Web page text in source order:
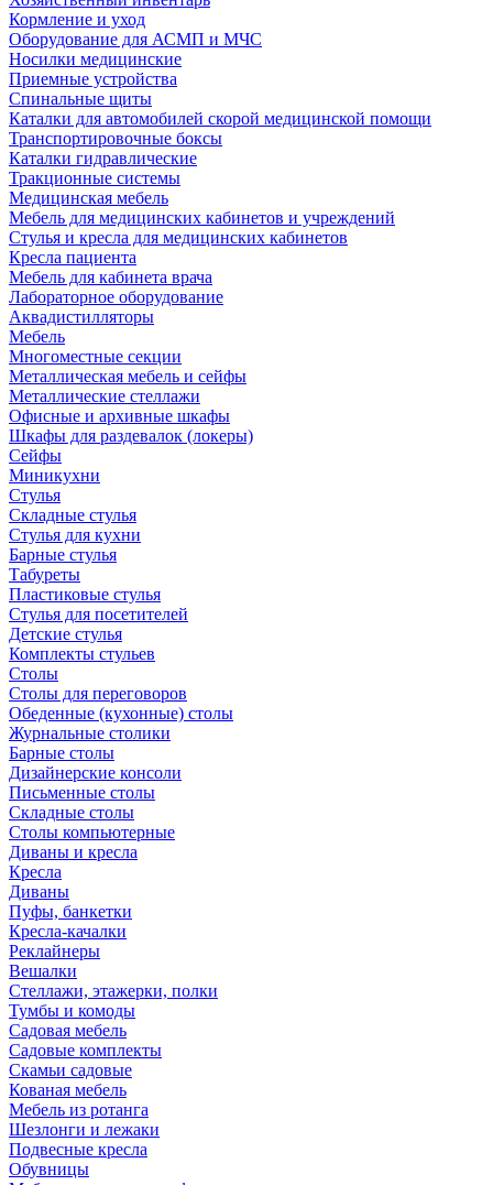
Кормление и уход
Оборудование для АСМП и МЧС
Носилки медицинские
Приемные устройства
Спинальные щиты
Каталки для автомобилей скорой медицинской помощи
Транспортировочные боксы
Каталки гидравлические
Тракционные системы
Медицинская мебель
Мебель для медицинских кабинетов и учреждений
Стулья и кресла для медицинских кабинетов
Кресла пациента
Мебель для кабинета врача
Лабораторное оборудование
Аквадистилляторы
Мебель
Многоместные секции
Металлическая мебель и сейфы
Металлические стеллажи
Офисные и архивные шкафы
Шкафы для раздевалок (локеры)
Сейфы
Миникухни
Стулья
Складные стулья
Стулья для кухни
Барные стулья
Табуреты
Пластиковые стулья
Стулья для посетителей
Детские стулья
Комплекты стульев
Столы
Столы для переговоров
Обеденные (кухонные) столы
Журнальные столики
Барные столы
Дизайнерские консоли
Письменные столы
Складные столы
Столы компьютерные
Диваны и кресла
Кресла
Диваны
Пуфы, банкетки
Кресла-качалки
Реклайнеры
Вешалки
Стеллажи, этажерки, полки
Тумбы и комоды
Садовая мебель
Садовые комплекты
Скамьи садовые
Кованая мебель
Мебель из ротанга
Шезлонги и лежаки
Подвесные кресла
Обувницы